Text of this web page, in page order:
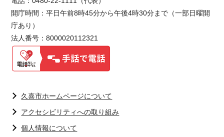
開庁時間：平日午前8時45分から午後4時30分まで（一部日曜開
庁あり）
法人番号：8000020112321
久喜市ホームページについて
アクセシビリティへの取り組み
個人情報について